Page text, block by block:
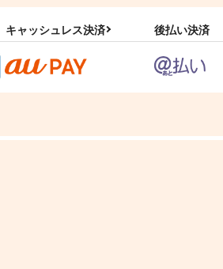
キャッシュレス決済 後払い決済